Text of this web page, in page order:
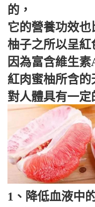
的，
它的營養功效也
柚子之所以呈紅
因為富含維生素
紅肉蜜柚所含的
對人體具有一定
1、降低血液中